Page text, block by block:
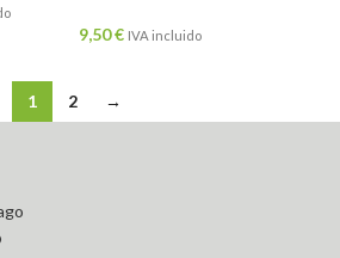
9,50€ IVA incluido
1 2 →